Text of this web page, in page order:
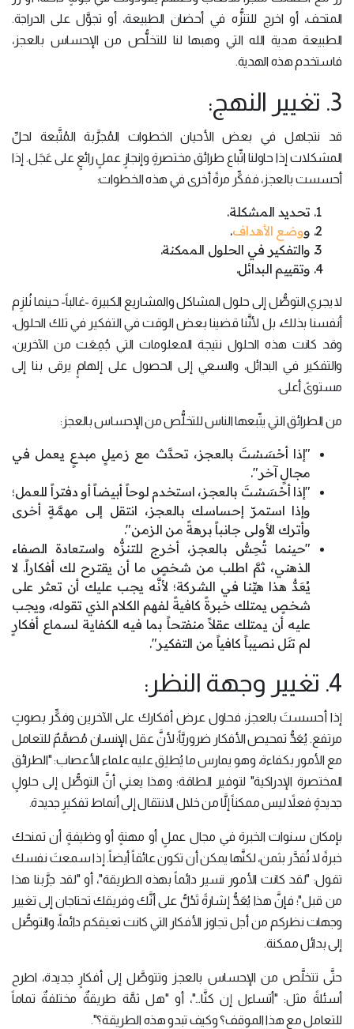
المتحف، أو اخرج للتنزُّه في أحضان الطبيعة، أو تجوَّل على الدراجة.
الطبيعة هدية الله التي وهبها لنا للتخلُّص من الإحساس بالعجز،
فاستخدم هذه الهدية.
3. تغيير النهج:
قد نتجاهل في بعض الأحيان الخطوات المُجرَّبة المُتَّبعة لحلِّ
المشكلات إذا حاولنا اتِّباع طرائق مختصرةٍ وإنجازٍ عملٍ رائعٍ على عَجَل. إذا
أحسست بالعجز، ففكِّر مرةً أخرى في هذه الخطوات:
تحديد المشكلة.
ووضع الأهداف.
والتفكير في الحلول الممكنة.
وتقييم البدائل.
لا يجري التوصُّل إلى حلول المشاكل والمشاريع الكبيرة -غالباً- حينما نُلزِم
أنفسنا بذلك، بل لأنَّنا قضينا بعض الوقت في التفكير في تلك الحلول،
وقد كانت هذه الحلول نتيجة المعلومات التي جُمِعَت من الآخرين،
والتفكير في البدائل، والسعي إلى الحصول على إلهامٍ يرقى بنا إلى
مستوىً أعلى.
من الطرائق التي يتّبعها الناس للتخلُّص من الإحساس بالعجز:
"إذا أحْسَسْتَ بالعجز، تحدَّث مع زميلٍ مبدعٍ يعمل في
مجالٍ آخر".
"إذا أحْسَسْتَ بالعجز، استخدم لوحاً أبيضاً أو دفتراً للعمل؛
وإذا استمرّ إحساسك بالعجز، انتقل إلى مهمَّةٍ أخرى
وأترك الأولى جانباً برهةً من الزمن".
"حينما تُحِسُّ بالعجز، أخرج للتنزُّه واستعادة الصفاء
الذهني، ثمَّ اطلب من شخصٍ ما أن يقترح لك أفكاراً. لا
يُعَدُّ هذا هيِّنا في الشركة؛ لأنَّه يجب عليك أن تعثر على
شخصٍ يمتلك خبرةً كافيةً لفهم الكلام الذي تقوله، ويجب
عليه أن يمتلك عقلاً منفتحاً بما فيه الكفاية لسماع أفكارٍ
لم تنَل نصيباً كافياً من التفكير".
4. تغيير وجهة النظر:
إذا أحسستَ بالعجز، فحاول عرض أفكارك على الآخرين وفكِّر بصوتٍ
مرتفع. يُعَدُّ تمحيص الأفكار ضروريَّاً؛ لأنَّ عقل الإنسان مُصمَّمٌ للتعامل
مع الأمور بكفاءة، وهو يمارس ما يُطلِق عليه علماء الأعصاب: "الطرائق
المختصرة الإدراكية" لتوفير الطاقة؛ وهذا يعني أنَّ التوصُّل إلى حلولٍ
جديدةٍ فعلاً ليس ممكناً إلَّا من خلال الانتقال إلى أنماط تفكيرٍ جديدة.
بإمكان سنوات الخبرة في مجال عملٍ أو مهنةٍ أو وظيفةٍ أن تمنحك
خبرةً لا تُقدَّر بثمن، لكنَّها يمكن أن تكون عائقاً أيضاً. إذا سمعتَ نفسك
تقول: "لقد كانت الأمور تسير دائماً بهذه الطريقة"، أو "لقد جرَّبنا هذا
من قبل"؛ فإنَّ هذا يُعَدُّ إشارةً تَدُلُّ على أنَّك وفريقك تحتاجان إلى تغيير
وجهات نظركم من أجل تجاوز الأفكار التي كانت تعيقكم دائماً، والتوصُّل
إلى بدائل ممكنة.
حتَّى تتخلَّص من الإحساس بالعجز وتتوصَّل إلى أفكارٍ جديدة، اطرح
أسئلةً مثل: "أتساءل إن كنَّا…"، أو "هل ثمَّة طريقةٌ مختلفةٌ تماماً
للتعامل مع هذا الموقف؟ وكيف تبدو هذه الطريقة؟".